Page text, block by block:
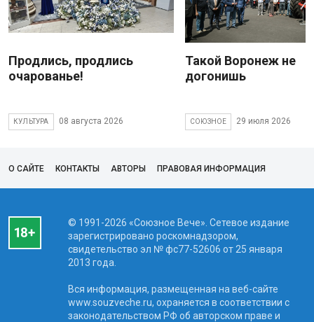
Продлись, продлись
очарованье!
КУЛЬТУРА 08 августа 2026
Такой Воронеж не
догонишь
СОЮЗНОЕ 29 июля 2026
О САЙТЕ КОНТАКТЫ АВТОРЫ ПРАВОВАЯ ИНФОРМАЦИЯ
© 1991-2026 «Союзное Вече». Сетевое издание
зарегистрировано роскомнадзором,
свидетельство эл № фc77-52606 от 25 января
2013 года.
Вся информация, размещенная на веб-сайте
www.souzveche.ru, охраняется в соответствии с
законодательством РФ об авторском праве и